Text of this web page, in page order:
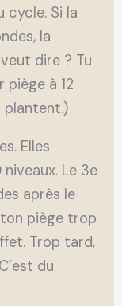
cycle. Si la
la
dire ? Tu
à 12
plantent.)
Elles
Le 3e
après le
piège trop
Trop tard,
du